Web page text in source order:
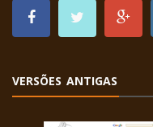
VERSÕES ANTIGAS